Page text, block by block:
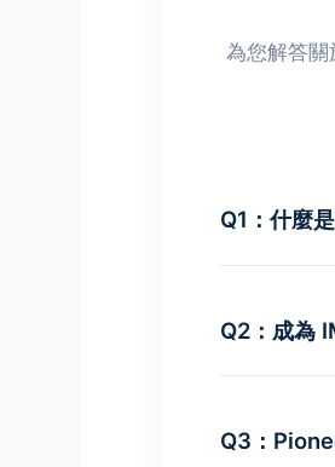
為您解答
Q1：什麼
唯一授權代
重認可。
Q2：成為
專業
Q3：